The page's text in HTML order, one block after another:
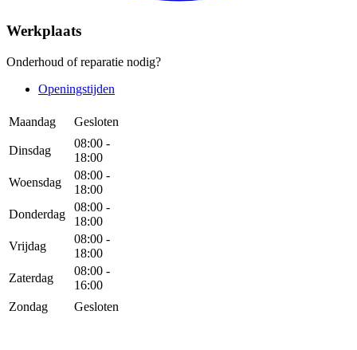
Werkplaats
Onderhoud of reparatie nodig?
Openingstijden
Maandag Gesloten
Dinsdag
08:00 -
18:00
Woensdag
08:00 -
18:00
Donderdag
08:00 -
18:00
Vrijdag
08:00 -
18:00
Zaterdag
08:00 -
16:00
Zondag
Gesloten